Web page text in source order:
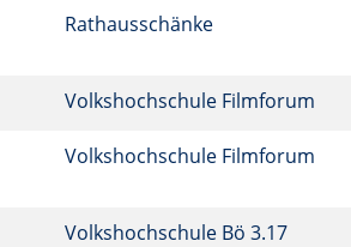
Rathausschänke
Volkshochschule Filmforum
Volkshochschule Filmforum
Volkshochschule Bö 3.17